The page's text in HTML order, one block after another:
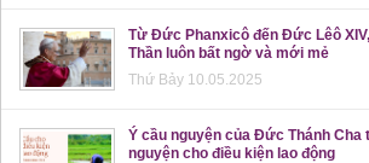
Từ Đức Phanxicô đến Đức Lêô
Thần luôn bất ngờ và mới mẻ
Thứ Bảy 10.05.2025
Ý cầu nguyện của Đức Thánh Cha
nguyện cho điều kiện lao động